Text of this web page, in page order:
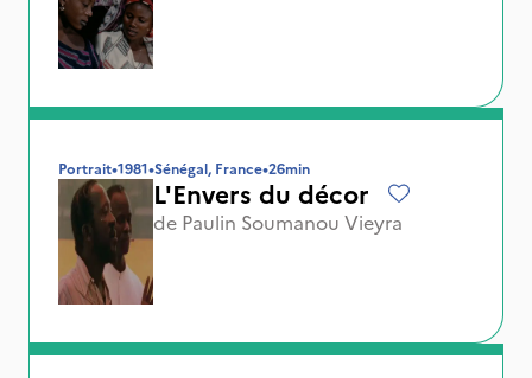
Portrait•1981•Sénégal, France•26min
L'Envers du décor
de Paulin Soumanou Vieyra